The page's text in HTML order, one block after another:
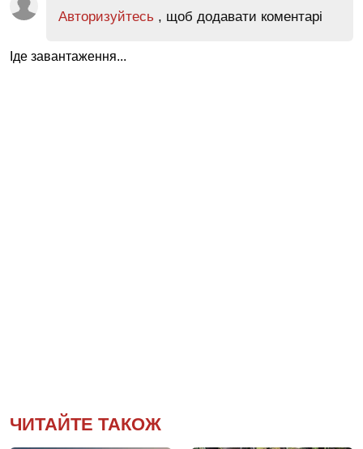
Авторизуйтесь , щоб додавати коментарі
Іде завантаження...
ЧИТАЙТЕ ТАКОЖ